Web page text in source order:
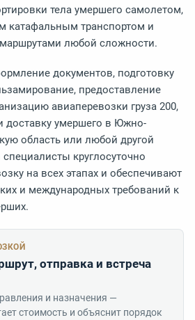
тела умершего самолетом,
катафальным транспортом и
любой сложности.
документов, подготовку
предоставление
авиаперевозки груза 200,
доставку умершего в Южно-
область или любой другой
круглосуточно
на всех этапах и обеспечивают
и международных требований к
отправка и встреча
и назначения —
стоимость и объяснит порядок